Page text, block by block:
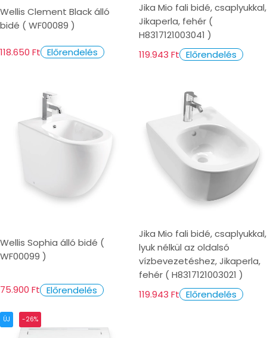
Wellis Clement Black álló
bidé ( WF00089 )
118.650 Ft Előrendelés
Jika Mio fali bidé, csaplyukkal,
Jikaperla, fehér (
H8317121003041 )
119.943 Ft Előrendelés
Wellis Sophia álló bidé (
WF00099 )
75.900 Ft Előrendelés
Jika Mio fali bidé, csaplyukkal,
lyuk nélkül az oldalsó
vízbevezetéshez, Jikaperla,
fehér ( H8317121003021 )
119.943 Ft Előrendelés
ÚJ -26%